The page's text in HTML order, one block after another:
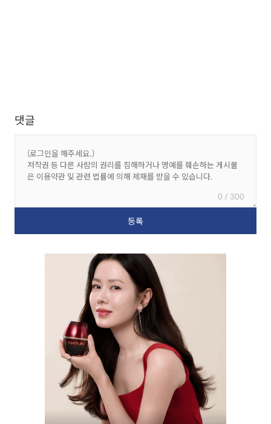
댓글
0 / 300